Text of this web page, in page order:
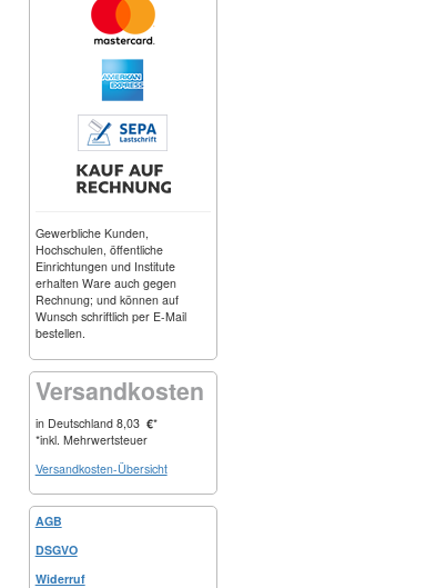
Gewerbliche Kunden,
Hochschulen, öffentliche
Einrichtungen und Institute
erhalten Ware auch gegen
Rechnung; und können auf
Wunsch schriftlich per E-Mail
bestellen.
Versandkosten
in Deutschland 8,03 €*
*inkl. Mehrwertsteuer
Versandkosten-Übersicht
AGB
DSGVO
Widerruf